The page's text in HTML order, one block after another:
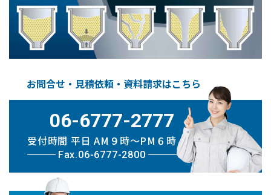
お問合せ・見積依頼・資料請求はこちら
06-6777-2777
受付時間 平日 AM９時〜PM６時
Fax.06-6777-2800